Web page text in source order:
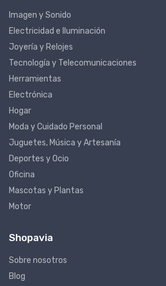
Imagen y Sonido
Electricidad e Iluminación
Joyería y Relojes
Tecnología y Telecomunicaciones
Herramientas
Electrónica
Hogar
Moda y Cuidado Personal
Juguetes, Música y Artesanía
Deportes y Ocio
Oficina
Mascotas y Plantas
Motor
Shopavia
Sobre nosotros
Blog